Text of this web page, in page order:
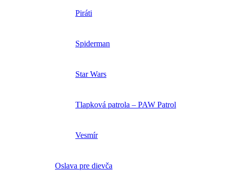
Piráti
Spiderman
Star Wars
Tlapková patrola – PAW Patrol
Vesmír
Oslava pre dievča